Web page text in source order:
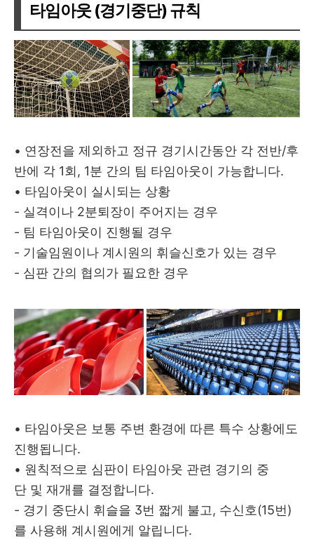
타임아웃 (경기중단) 규칙
• 연장전을 제외하고 정규 경기시간동안 각 전반/후
반에 각 1회, 1분 간의 팀 타임아웃이 가능합니다.
• 타임아웃이 실시되는 상황
- 실격이나 2분퇴장이 주어지는 경우
- 팀 타임아웃이 진행될 경우
- 기술임원이나 계시원의 휘슬신호가 있는 경우
- 심판 간의 협의가 필요한 경우
• 타임아웃은 보통 주변 환경에 따른 특수 상황에도
진행됩니다.
• 원칙적으로 심판이 타임아웃 관련 경기의 중
단 및 재개를 결정합니다.
- 경기 중단시 휘슬을 3번 짧게 불고, 수신호(15번)
를 사용해 계시원에게 알립니다.